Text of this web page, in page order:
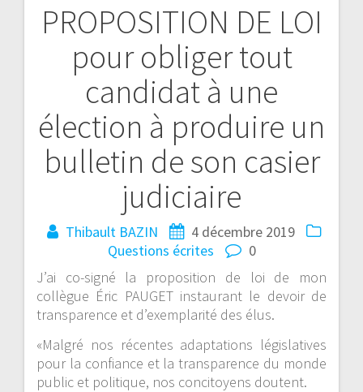
PROPOSITION DE LOI
pour obliger tout
candidat à une
élection à produire un
bulletin de son casier
judiciaire
Thibault BAZIN
4 décembre 2019
Questions écrites
0
J’ai co-signé la proposition de loi de mon
collègue Éric PAUGET instaurant le devoir de
transparence et d’exemplarité des élus.
«Malgré nos récentes adaptations législatives
pour la confiance et la transparence du monde
public et politique, nos concitoyens doutent.